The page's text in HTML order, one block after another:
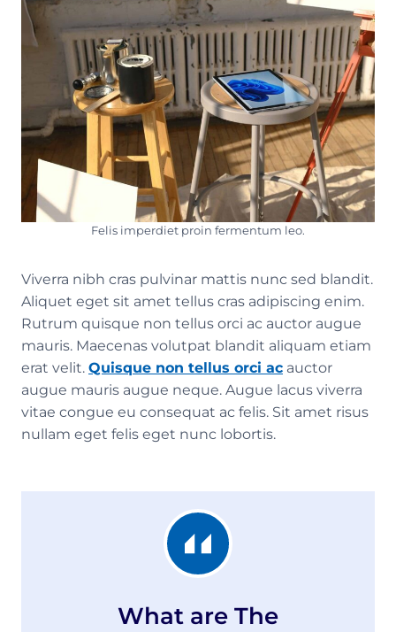
Felis imperdiet proin fermentum leo.
Viverra nibh cras pulvinar mattis nunc sed blandit.
Aliquet eget sit amet tellus cras adipiscing enim.
Rutrum quisque non tellus orci ac auctor augue
mauris. Maecenas volutpat blandit aliquam etiam
erat velit. Quisque non tellus orci ac auctor
augue mauris augue neque. Augue lacus viverra
vitae congue eu consequat ac felis. Sit amet risus
nullam eget felis eget nunc lobortis.
What are The